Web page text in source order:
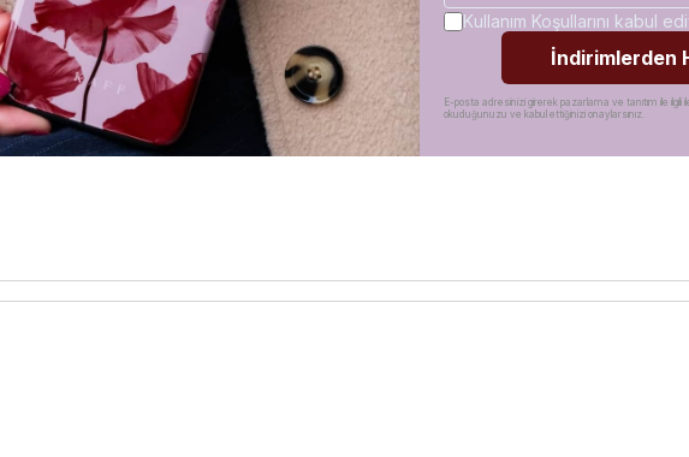
Kullanım Koşullarını kabul
İndirimlerden
E-posta adresinizi girerek pazarlama ve tanıtım ile ilgili
okuduğunuzu ve kabul ettiğinizi onaylarsınız.